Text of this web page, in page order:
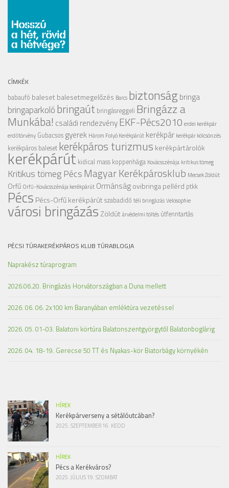
CÍMKÉK
babaufó balesetbalesetmegelőzés Barcs biztonságbringa
bringaparkolóbringaút bringásreggeli Bringázz a
Munkába! családi rendezvényEKF-Pécs2010 erdei kerékpár
erdőtörvény Gubacsos gyerek Három Folyó Kerékpárút kerékpár kerékpár kölcsönzés
kerékpáros baleset kerékpáros turizmus kerékpártárolók
kerékpárút kidical mass koppenhága Kovácsszénája kritikus tömeg
Kritikus tömeg PécsMagyar Kerékpárosklub Mecsek Zöldút
Orfű Orfű-Kovácsszénája kerékpárút Ormánságovibringapellérd ptkk
Pécs Pécs-Orfű kerékpárútszabadidő téli bringázásVelosophie
városi bringázás Zöldútárvédelmi töltés útfenntartás
PÉCSI TÚRAKERÉKPÁROS KLUB TÚRABLOGJA
Naprakész túraprogram
2026.06.20. Bringázás Horvátországban a Duna mellett
2026. 06. 06. 2x100 km Baranyában emléktúra vezetéssel
2026. 05. 01-03. Balatoni körtúra Balatonszentgyörgytől Balatonboglárig
2026. 04. 18-19. Gerecse 50 TT és Nyakas-kör Biatorbágy környékén
HÍREK
Kerékpárverseny a sétálóutcában?
2025. SZEPTEMBER 16. KEDD
HÍREK
Pécs a Kerékváros?
2025. JÚLIUS 19. SZOMBAT